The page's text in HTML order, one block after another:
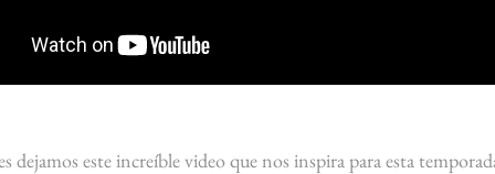
dejamos este increíble video que nos inspira para esta